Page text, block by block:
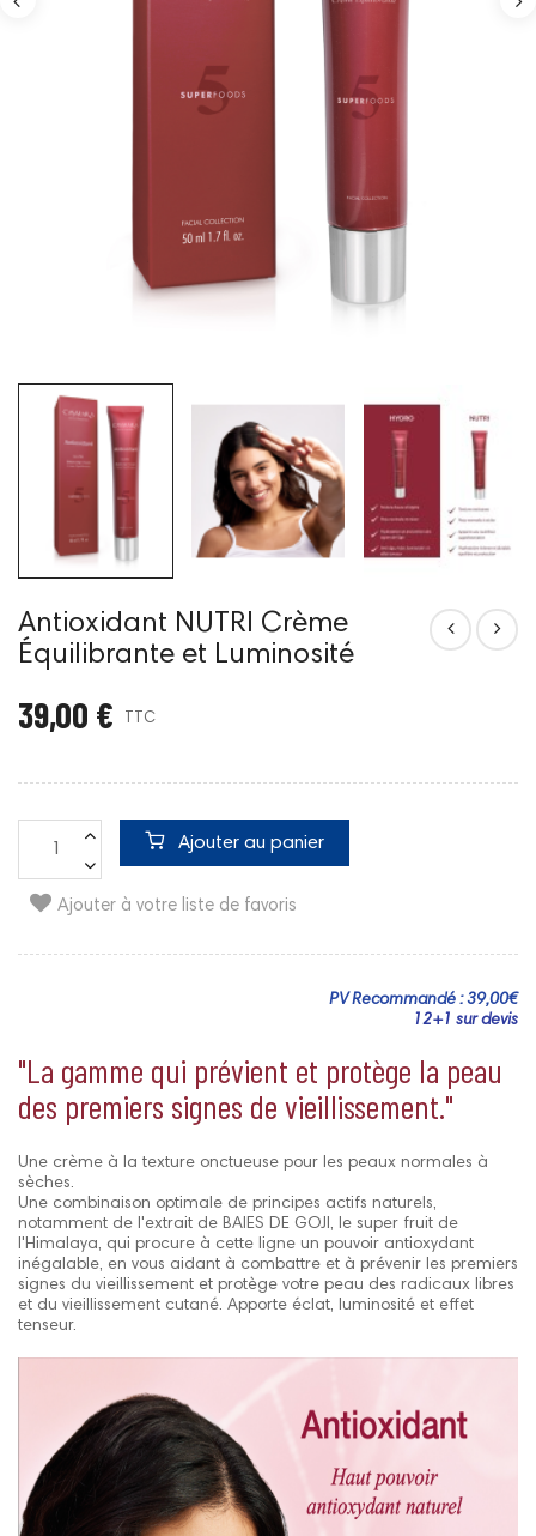
Antioxidant NUTRI Crème
Équilibrante et Luminosité
39,00 € TTC
Ajouter au panier
Ajouter à votre liste de favoris
PV Recommandé : 39,00€
12+1 sur devis
"La gamme qui prévient et protège la peau
des premiers signes de vieillissement."
Une crème à la texture onctueuse pour les peaux normales à
sèches.
Une combinaison optimale de principes actifs naturels,
notamment de l'extrait de BAIES DE GOJI, le super fruit de
l'Himalaya, qui procure à cette ligne un pouvoir antioxydant
inégalable, en vous aidant à combattre et à prévenir les premiers
signes du vieillissement et protège votre peau des radicaux libres
et du vieillissement cutané. Apporte éclat, luminosité et effet
tenseur.